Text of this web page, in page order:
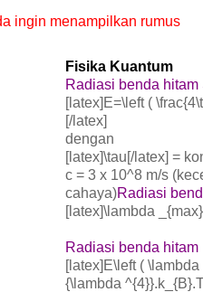
ingin menampilkan rumus
Fisika Kuantum
Radiasi benda hitam
[latex]E=\left (
[/latex]
dengan
[latex]\tau[/latex] =
c = 3 x 10^8 m/s
cahaya)Radiasi
[latex]\lambda
Radiasi benda
[latex]E\left (
{\lambda